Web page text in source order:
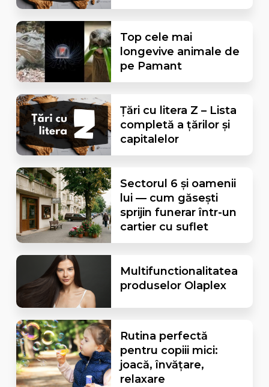
Top cele mai
longevive animale de
pe Pamant
Țări cu litera Z – Lista
completă a țărilor și
capitalelor
Sectorul 6 și oamenii
lui — cum găsești
sprijin funerar într-un
cartier cu suflet
Multifunctionalitatea
produselor Olaplex
Rutina perfectă
pentru copiii mici:
joacă, învățare,
relaxare